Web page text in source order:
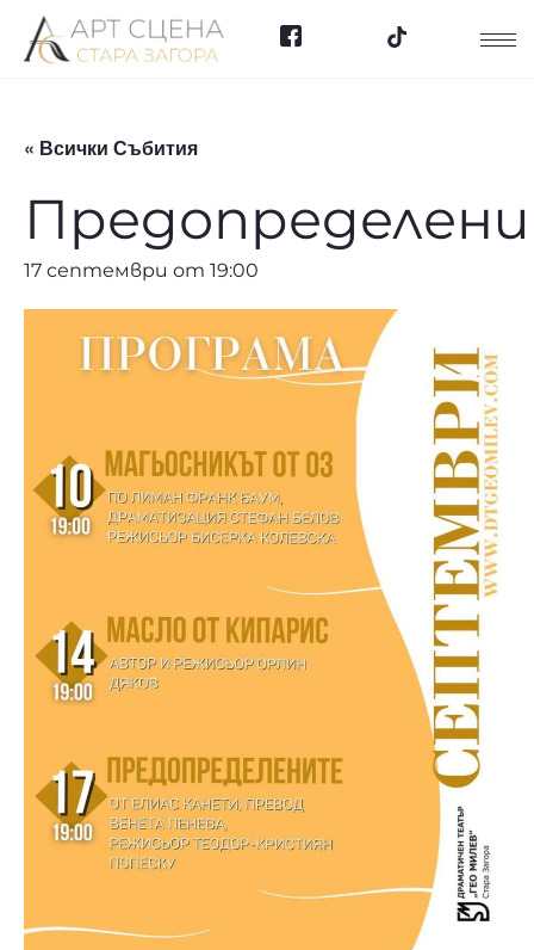
« Всички Събития
17 септември от 19:00